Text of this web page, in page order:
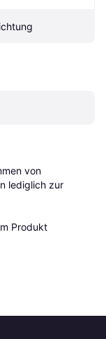
von
lediglich zur
Produkt